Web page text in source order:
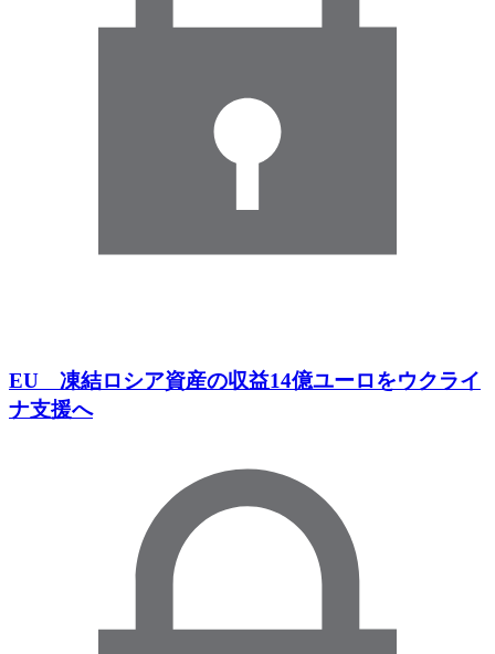
EU 凍結ロシア資産の収益14億ユーロをウクライ
ナ支援へ